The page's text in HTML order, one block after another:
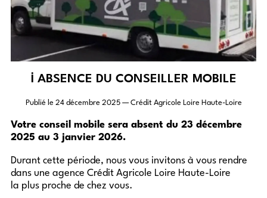
ℹ️ ABSENCE DU CONSEILLER MOBILE
Publié le 24 décembre 2025— Crédit Agricole Loire Haute-Loire
Votre conseil mobile sera absent du 23 décembre
2025 au 3 janvier 2026.
Durant cette période, nous vous invitons à vous rendre
dans une agence Crédit Agricole Loire Haute-Loire
la plus proche de chez vous.